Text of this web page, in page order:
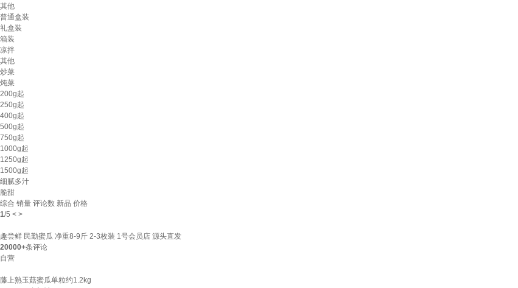
其他
普通盒装
礼盒装
箱装
凉拌
其他
炒菜
炖菜
200g起
250g起
400g起
500g起
750g起
1000g起
1250g起
1500g起
细腻多汁
脆甜
综合 销量 评论数 新品 价格
1/5 < >
趣尝鲜 民勤蜜瓜 净重8-9斤 2-3枚装 1号会员店 源头直发
20000+条评论
自营
藤上熟玉菇蜜瓜单粒约1.2kg